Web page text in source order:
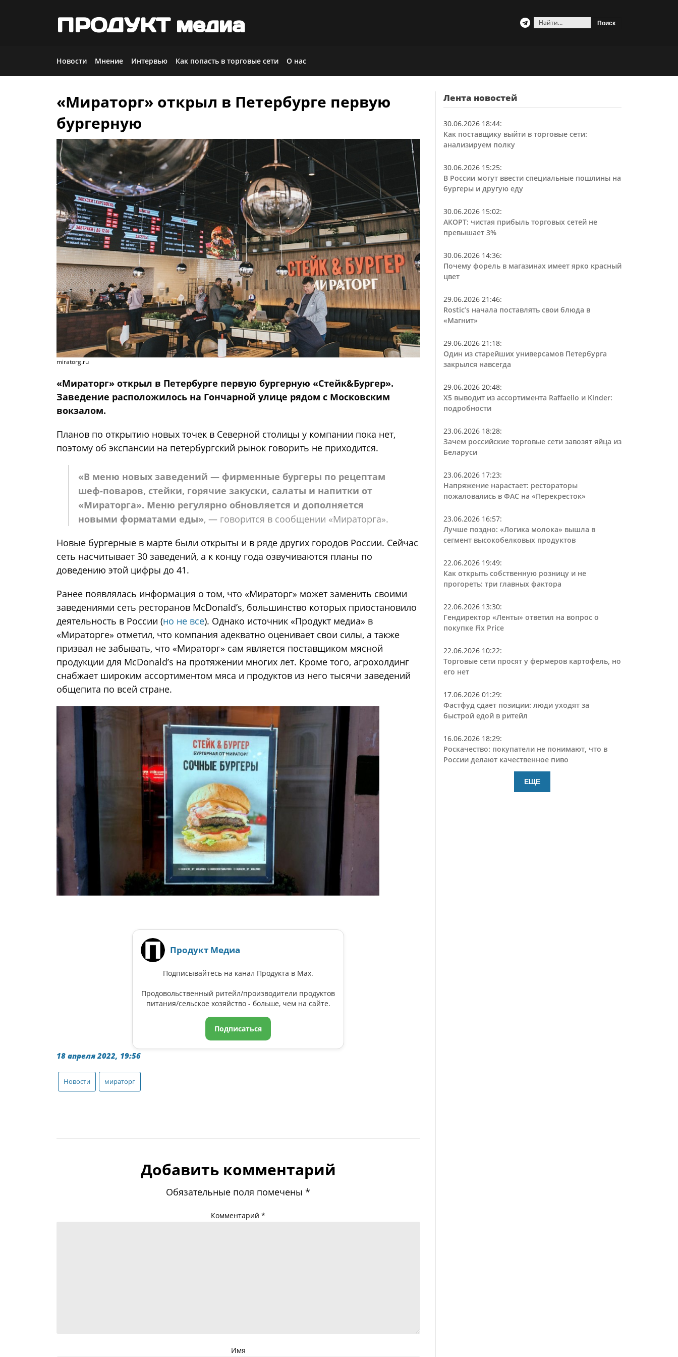
ПРОДУКТ медиа Найти:
Новости Мнение Интервью Как попасть в торговые сети О нас
Skip
content
«Мираторг» открыл в Петербурге первую
бургерную
miratorg.ru
«Мираторг» открыл в Петербурге первую бургерную «Стейк&Бургер».
Заведение расположилось на Гончарной улице рядом с Московским
вокзалом.
Планов по открытию новых точек в Северной столицы у компании пока нет,
поэтому об экспансии на петербургский рынок говорить не приходится.
«В меню новых заведений — фирменные бургеры по рецептам
шеф-поваров, стейки, горячие закуски, салаты и напитки от
«Мираторга». Меню регулярно обновляется и дополняется
новыми форматами еды», — говорится в сообщении «Мираторга».
Новые бургерные в марте были открыты и в ряде других городов России. Сейчас
сеть насчитывает 30 заведений, а к концу года озвучиваются планы по
доведению этой цифры до 41.
Ранее появлялась информация о том, что «Мираторг» может заменить своими
заведениями сеть ресторанов McDonald’s, большинство которых приостановило
деятельность в России (но не все). Однако источник «Продукт медиа» в
«Мираторге» отметил, что компания адекватно оценивает свои силы, а также
призвал не забывать, что «Мираторг» сам является поставщиком мясной
продукции для McDonald’s на протяжении многих лет. Кроме того, агрохолдинг
снабжает широким ассортиментом мяса и продуктов из него тысячи заведений
общепита по всей стране.
Продукт Медиа
Подписывайтесь на канал Продукта в Max.
Продовольственный ритейл/производители продуктов
питания/сельское хозяйство - больше, чем на сайте.
Подписаться
18 апреля 2022, 19:56
Новости мираторг
Добавить комментарий
Обязательные поля помечены*
Комментарий*
Имя
Лента новостей
30.06.2026 18:44:
Как поставщику выйти в торговые сети:
анализируем полку
30.06.2026 15:25:
В России могут ввести специальные пошлины на
бургеры и другую еду
30.06.2026 15:02:
АКОРТ: чистая прибыль торговых сетей не
превышает 3%
30.06.2026 14:36:
Почему форель в магазинах имеет ярко красный
цвет
29.06.2026 21:46:
Rostic’s начала поставлять свои блюда в
«Магнит»
29.06.2026 21:18:
Один из старейших универсамов Петербурга
закрылся навсегда
29.06.2026 20:48:
Х5 выводит из ассортимента Raffaello и Kinder:
подробности
23.06.2026 18:28:
Зачем российские торговые сети завозят яйца из
Беларуси
23.06.2026 17:23:
Напряжение нарастает: рестораторы
пожаловались в ФАС на «Перекресток»
23.06.2026 16:57:
Лучше поздно: «Логика молока» вышла в
сегмент высокобелковых продуктов
22.06.2026 19:49:
Как открыть собственную розницу и не
прогореть: три главных фактора
22.06.2026 13:30:
Гендиректор «Ленты» ответил на вопрос о
покупке Fix Price
22.06.2026 10:22:
Торговые сети просят у фермеров картофель, но
его нет
17.06.2026 01:29:
Фастфуд сдает позиции: люди уходят за
быстрой едой в ритейл
16.06.2026 18:29:
Роскачество: покупатели не понимают, что в
России делают качественное пиво
ЕЩЕ